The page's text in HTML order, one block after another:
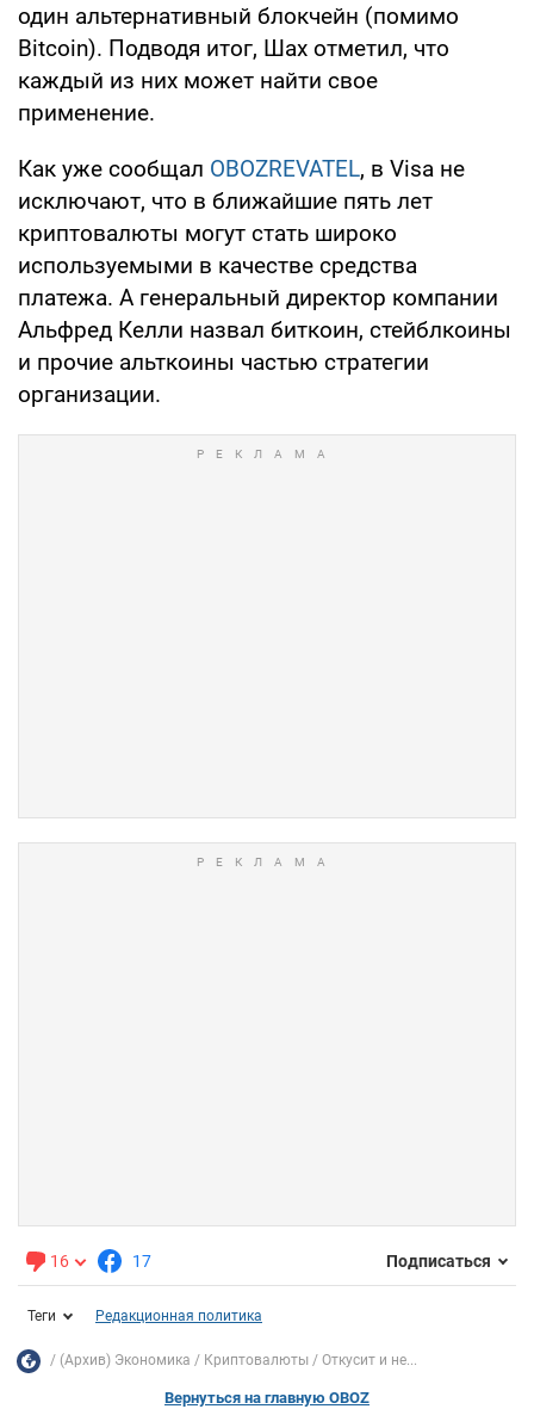
один альтернативный блокчейн (помимо
Bitcoin). Подводя итог, Шах отметил, что
каждый из них может найти свое
применение.
Как уже сообщал OBOZREVATEL, в Visa не
исключают, что в ближайшие пять лет
криптовалюты могут стать широко
используемыми в качестве средства
платежа. А генеральный директор компании
Альфред Келли назвал биткоин, стейблкоины
и прочие альткоины частью стратегии
организации.
16 17 Подписаться
Теги Редакционная политика
(Архив) Экономика Криптовалюты Откусит и не...
Вернуться на главную OBOZ